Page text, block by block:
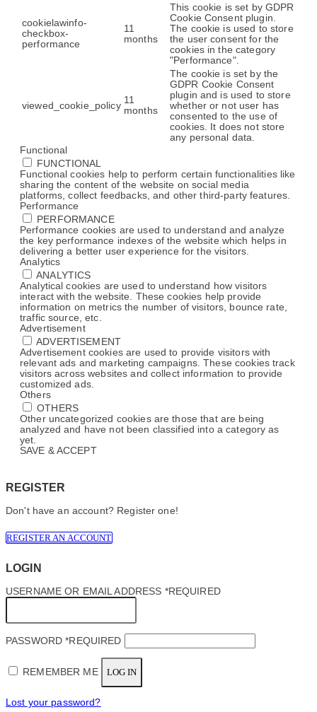
cookielawinfo-
checkbox-
performance
11
months
This cookie is set by GDPR
Cookie Consent plugin.
The cookie is used to store
the user consent for the
cookies in the category
"Performance".
viewed_cookie_policy
11
months
The cookie is set by the
GDPR Cookie Consent
plugin and is used to store
whether or not user has
consented to the use of
cookies. It does not store
any personal data.
Functional
FUNCTIONAL
Functional cookies help to perform certain functionalities like
sharing the content of the website on social media
platforms, collect feedbacks, and other third-party features.
Performance
PERFORMANCE
Performance cookies are used to understand and analyze
the key performance indexes of the website which helps in
delivering a better user experience for the visitors.
Analytics
ANALYTICS
Analytical cookies are used to understand how visitors
interact with the website. These cookies help provide
information on metrics the number of visitors, bounce rate,
traffic source, etc.
Advertisement
ADVERTISEMENT
Advertisement cookies are used to provide visitors with
relevant ads and marketing campaigns. These cookies track
visitors across websites and collect information to provide
customized ads.
Others
OTHERS
Other uncategorized cookies are those that are being
analyzed and have not been classified into a category as
yet.
SAVE & ACCEPT
REGISTER
Don't have an account? Register one!
REGISTER AN ACCOUNT
LOGIN
USERNAME OR EMAIL ADDRESS *REQUIRED
PASSWORD*REQUIRED
REMEMBER ME LOG IN
Lost your password?